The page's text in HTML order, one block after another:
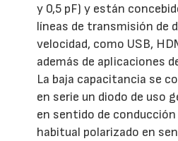
y 0,5 pF) y están
líneas de transmisión de
velocidad, como USB,
además de aplicaciones
La baja capacitancia se
en serie un diodo de uso
en sentido de
habitual polarizado en